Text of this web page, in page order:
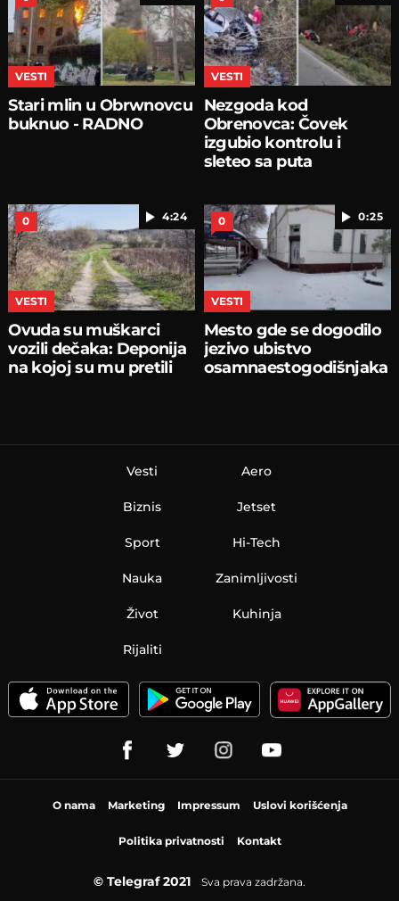
VESTI
Stari mlin u Obrwnovcu
buknuo - RADNO
VESTI
Nezgoda kod
Obrenovca: Čovek
izgubio kontrolu i
sleteo sa puta
4:24
0
VESTI
Ovuda su muškarci
vozili dečaka: Deponija
na kojoj su mu pretili
0:25
0
VESTI
Mesto gde se dogodilo
jezivo ubistvo
osamnaestogodišnjaka
Vesti
Biznis
Sport
Nauka
Aero
Jetset
Hi-Tech
Zanimljivosti
Život Kuhinja
Rijaliti
O nama Marketing Impressum Uslovi korišćenja
Politika privatnosti Kontakt
© Telegraf 2021 Sva prava zadržana.